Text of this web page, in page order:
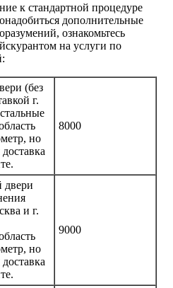
к стандартной процедуре
дополнительные
ознакомьтесь
на услуги по
(без
г.
но
8000
двери
и г.
но
9000